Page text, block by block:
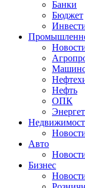
Банки
Бюджет
Нефть
ОПК
Авто
Бизнес